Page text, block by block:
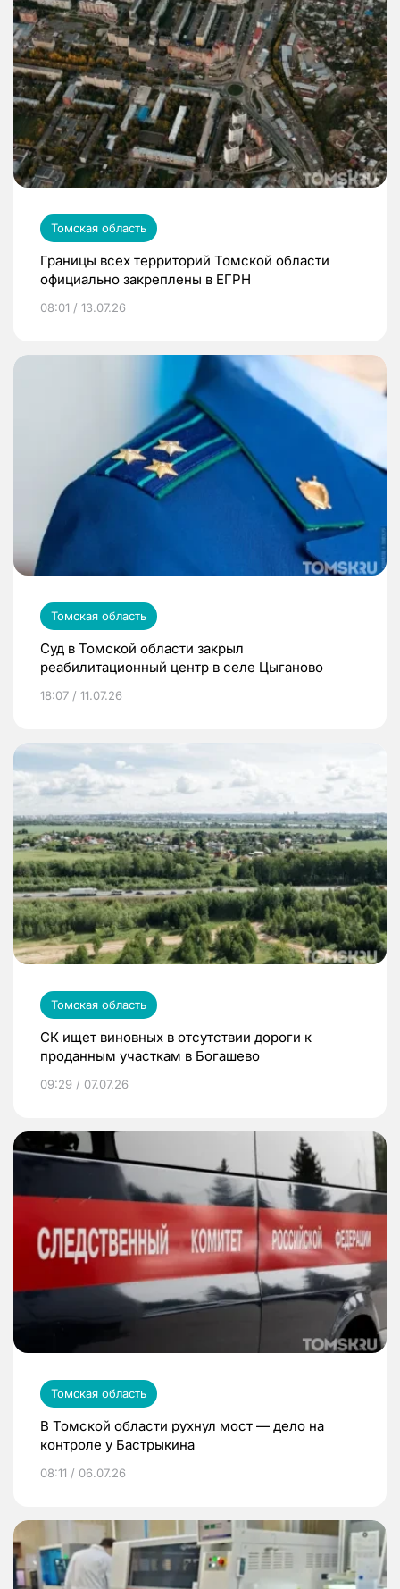
Томская область
Границы всех территорий Томской области
официально закреплены в ЕГРН
08:01 / 13.07.26
Томская область
Суд в Томской области закрыл
реабилитационный центр в селе Цыганово
18:07 / 11.07.26
Томская область
СК ищет виновных в отсутствии дороги к
проданным участкам в Богашево
09:29 / 07.07.26
Томская область
В Томской области рухнул мост — дело на
контроле у Бастрыкина
08:11 / 06.07.26